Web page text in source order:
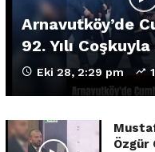
Arnavutköy’de
92. Yılı
Eki 28, 2:29 pm
Özgür